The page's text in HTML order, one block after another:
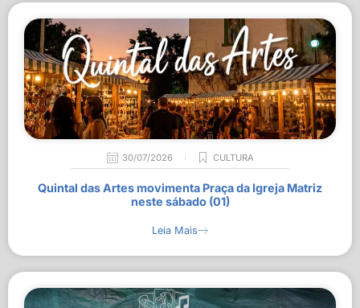
30/07/2026 CULTURA
Quintal das Artes movimenta Praça da Igreja Matriz
neste sábado (01)
Leia Mais